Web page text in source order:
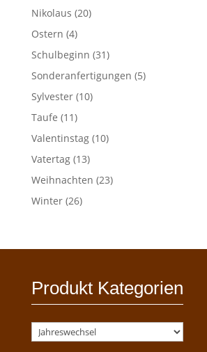
Nikolaus (20)
Ostern (4)
Schulbeginn (31)
Sonderanfertigungen (5)
Sylvester (10)
Taufe (11)
Valentinstag (10)
Vatertag (13)
Weihnachten (23)
Winter (26)
Produkt Kategorien